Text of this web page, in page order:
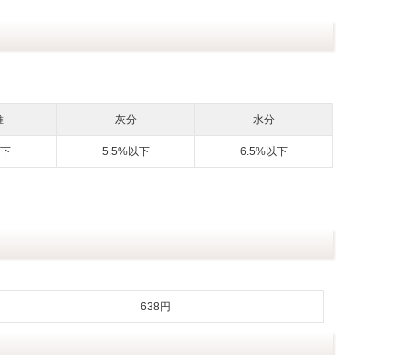
灰分 水分
5.5%以下 6.5%以下
638円